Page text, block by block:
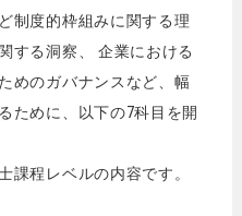
制度的枠組みに関する理
する洞察、 企業における
めのガバナンスなど、幅
ために、以下の7科目を開
程レベルの内容です。